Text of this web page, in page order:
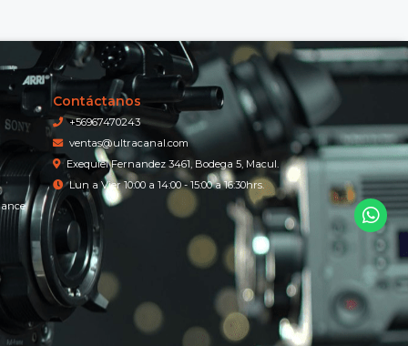
Contáctanos
+56967470243
ventas@ultracanal.com
Exequiel Fernandez 3461, Bodega 5, Macul.
Lun a Vier 10:00 a 14:00 - 15:00 a 16:30hrs.